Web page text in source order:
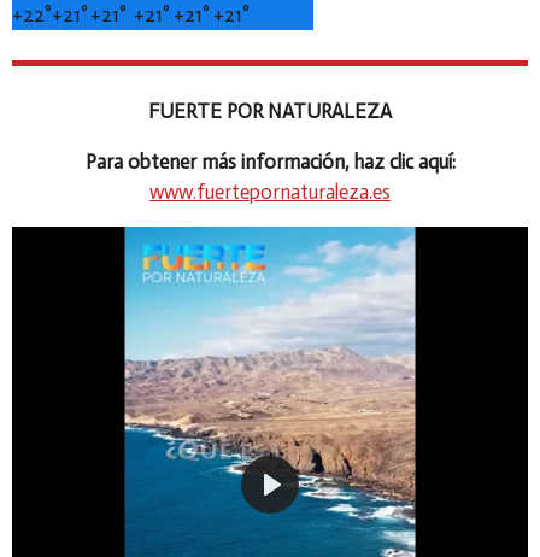
+22°+21° +21° +21° +21° +21°
FUERTE POR NATURALEZA
Para obtener más información, haz clic aquí:
www.fuertepornaturaleza.es
P